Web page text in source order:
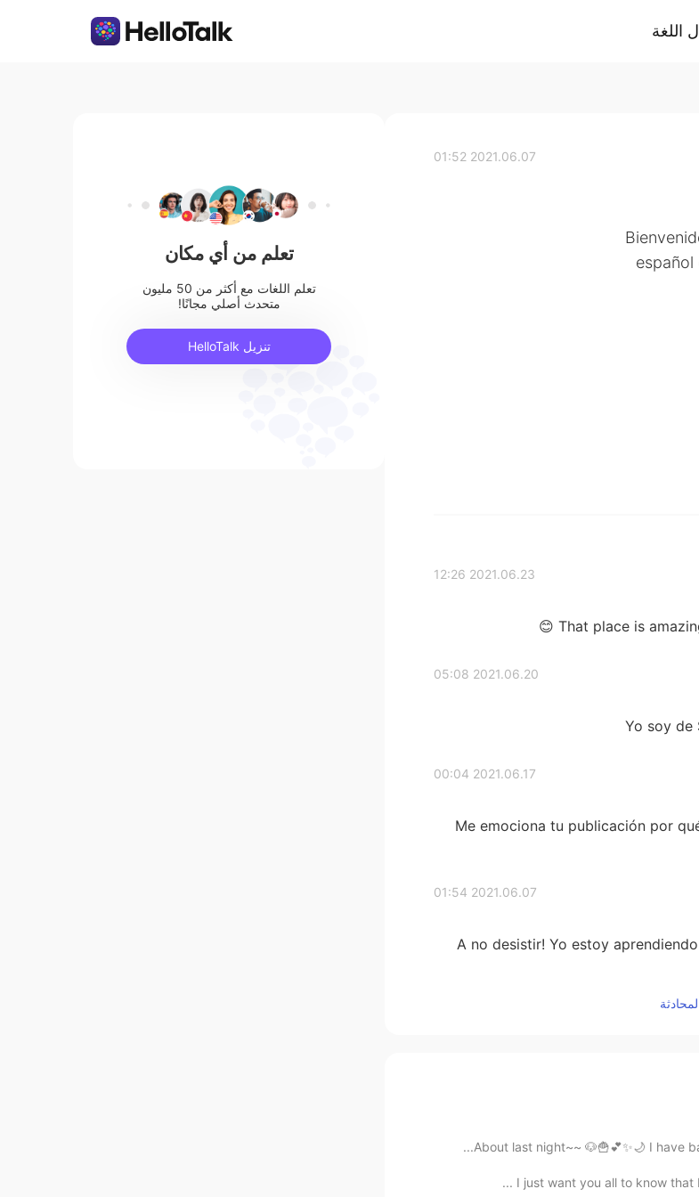
اللغة
2021.06.07 01:52
español
2021.06.23 12:26
That place is
2021.06.20 05:08
Yo soy de
2021.06.17 00:04
Me emociona tu publicación por
2021.06.07 01:54
A no desistir! Yo estoy
About last night~~ 🐶🍟💕✨🌙 I have
I just want you all to know that
تعلم من أي مكان
تعلم اللغات مع أكثر من 50 مليون
متحدث أصلي مجانًا!
تنزيل HelloTalk